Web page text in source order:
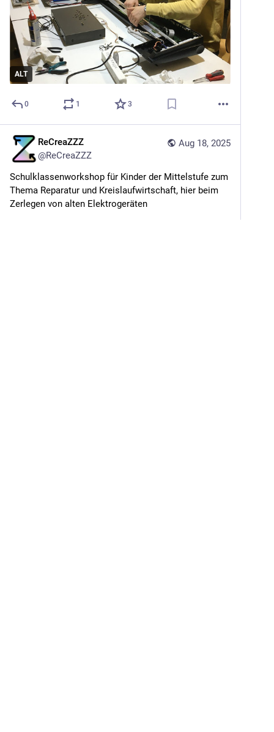
ALT
0 1 3
Aug 18, 2025
ReCreaZZZ
@ReCreaZZZ
Schulklassenworkshop für Kinder der Mittelstufe zum
Thema Reparatur und Kreislaufwirtschaft, hier beim
Zerlegen von alten Elektrogeräten